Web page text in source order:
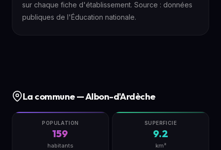
sur chaque fiche d'établissement. Source : données
publiques de l'Éducation nationale.
La commune — Albon-d'Ardèche
POPULATION
159
habitants
SUPERFICIE
9.2
km²